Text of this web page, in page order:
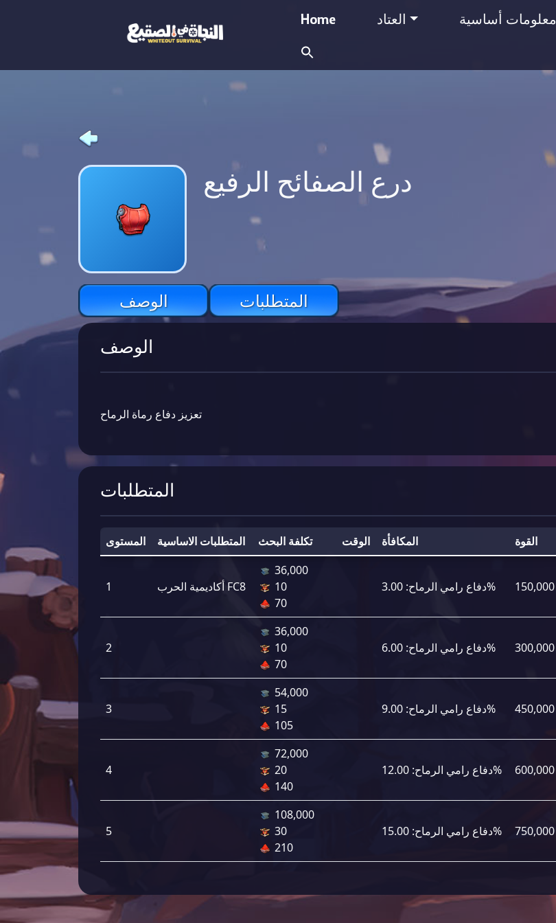
Home العتاد معلومات أساسية
درع الصفائح الرفيع
الوصف المتطلبات
الوصف
تعزيز دفاع رماة الرماح
المتطلبات
المستوى المتطلبات الاساسية تكلفة البحث الوقت المكافأة القوة
1 أكاديمية الحرب FC8
36,000
10
70
دفاع رامي الرماح:3.00% 150,000
2
36,000
10
70
دفاع رامي الرماح:6.00% 300,000
3
54,000
15
105
دفاع رامي الرماح:9.00% 450,000
4
72,000
20
140
دفاع رامي الرماح:12.00% 600,000
5
108,000
30
210
دفاع رامي الرماح:15.00% 750,000